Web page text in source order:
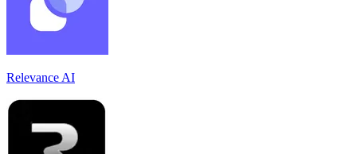
Relevance AI